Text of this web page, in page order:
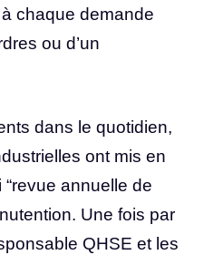
chaque demande
ou d’un
dans le quotidien,
ont mis en
annuelle de
Une fois par
QHSE et les